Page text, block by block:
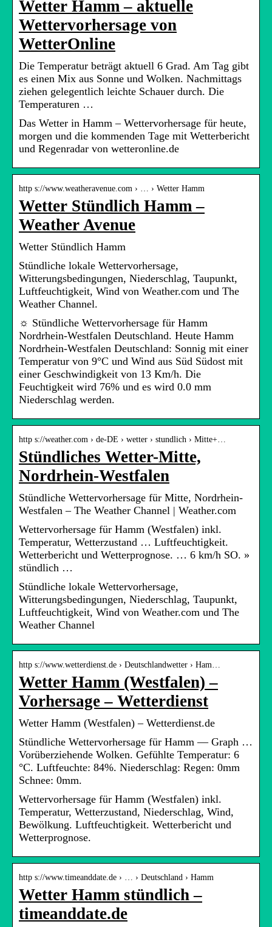
Wetter Hamm – aktuelle
Wettervorhersage von
WetterOnline
Die Temperatur beträgt aktuell 6 Grad. Am Tag gibt
es einen Mix aus Sonne und Wolken. Nachmittags
ziehen gelegentlich leichte Schauer durch. Die
Temperaturen …
Das Wetter in Hamm – Wettervorhersage für heute,
morgen und die kommenden Tage mit Wetterbericht
und Regenradar von wetteronline.de
http s://www.weatheravenue.com › … › Wetter Hamm
Wetter Stündlich Hamm –
Weather Avenue
Wetter Stündlich Hamm
Stündliche lokale Wettervorhersage,
Witterungsbedingungen, Niederschlag, Taupunkt,
Luftfeuchtigkeit, Wind von Weather.com und The
Weather Channel.
☼ Stündliche Wettervorhersage für Hamm
Nordrhein-Westfalen Deutschland. Heute Hamm
Nordrhein-Westfalen Deutschland: Sonnig mit einer
Temperatur von 9°C und Wind aus Süd Südost mit
einer Geschwindigkeit von 13 Km/h. Die
Feuchtigkeit wird 76% und es wird 0.0 mm
Niederschlag werden.
http s://weather.com › de-DE › wetter › stundlich › Mitte+…
Stündliches Wetter-Mitte,
Nordrhein-Westfalen
Stündliche Wettervorhersage für Mitte, Nordrhein-
Westfalen – The Weather Channel | Weather.com
Wettervorhersage für Hamm (Westfalen) inkl.
Temperatur, Wetterzustand … Luftfeuchtigkeit.
Wetterbericht und Wetterprognose. … 6 km/h SO. »
stündlich …
Stündliche lokale Wettervorhersage,
Witterungsbedingungen, Niederschlag, Taupunkt,
Luftfeuchtigkeit, Wind von Weather.com und The
Weather Channel
http s://www.wetterdienst.de › Deutschlandwetter › Ham…
Wetter Hamm (Westfalen) –
Vorhersage – Wetterdienst
Wetter Hamm (Westfalen) – Wetterdienst.de
Stündliche Wettervorhersage für Hamm — Graph …
Vorüberziehende Wolken. Gefühlte Temperatur: 6
°C. Luftfeuchte: 84%. Niederschlag: Regen: 0mm
Schnee: 0mm.
Wettervorhersage für Hamm (Westfalen) inkl.
Temperatur, Wetterzustand, Niederschlag, Wind,
Bewölkung. Luftfeuchtigkeit. Wetterbericht und
Wetterprognose.
http s://www.timeanddate.de › … › Deutschland › Hamm
Wetter Hamm stündlich –
timeanddate.de